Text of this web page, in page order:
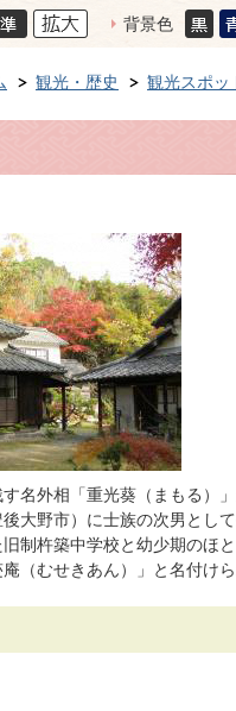
背景色
観光・歴史 観光スポッ
名外相「重光葵（まもる）
大野市）に士族の次男とし
制杵築中学校と幼少期のほ
（むせきあん）」と名付け